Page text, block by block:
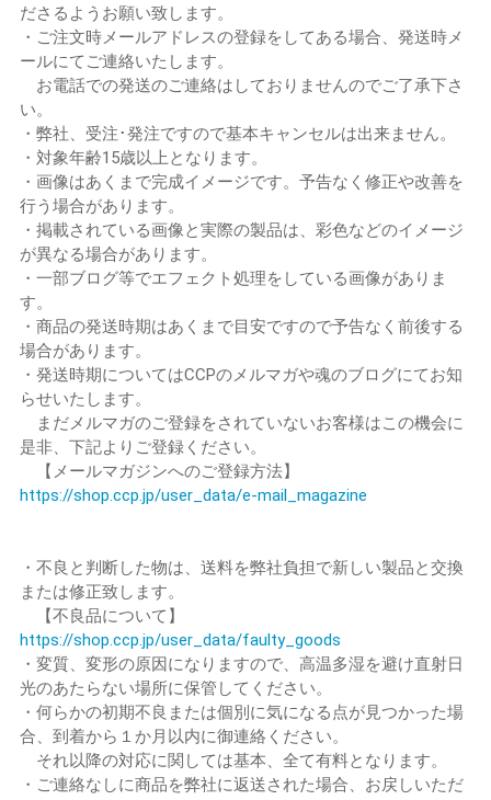
ださるようお願い致します。
・ご注文時メールアドレスの登録をしてある場合、発送時メ
ールにてご連絡いたします。
お電話での発送のご連絡はしておりませんのでご了承下さ
い。
・弊社、受注･発注ですので基本キャンセルは出来ません。
・対象年齢15歳以上となります。
・画像はあくまで完成イメージです。予告なく修正や改善を
行う場合があります。
・掲載されている画像と実際の製品は、彩色などのイメージ
が異なる場合があります。
・一部ブログ等でエフェクト処理をしている画像がありま
す。
・商品の発送時期はあくまで目安ですので予告なく前後する
場合があります。
・発送時期についてはCCPのメルマガや魂のブログにてお知
らせいたします。
まだメルマガのご登録をされていないお客様はこの機会に
是非、下記よりご登録ください。
【メールマガジンへのご登録方法】
https://shop.ccp.jp/user_data/e-mail_magazine
・不良と判断した物は、送料を弊社負担で新しい製品と交換
または修正致します。
【不良品について】
https://shop.ccp.jp/user_data/faulty_goods
・変質、変形の原因になりますので、高温多湿を避け直射日
光のあたらない場所に保管してください。
・何らかの初期不良または個別に気になる点が見つかった場
合、到着から１か月以内に御連絡ください。
それ以降の対応に関しては基本、全て有料となります。
・ご連絡なしに商品を弊社に返送された場合、お戻しいただ